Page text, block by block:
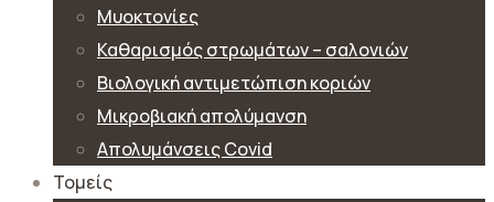
Μυοκτονίες
Καθαρισμός στρωμάτων – σαλονιών
Βιολογική αντιμετώπιση κοριών
Μικροβιακή απολύμανση
Απολυμάνσεις Covid
Τομείς